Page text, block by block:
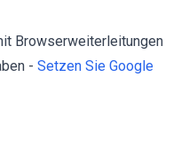
Browserweiterleitungen
- Setzen Sie Google